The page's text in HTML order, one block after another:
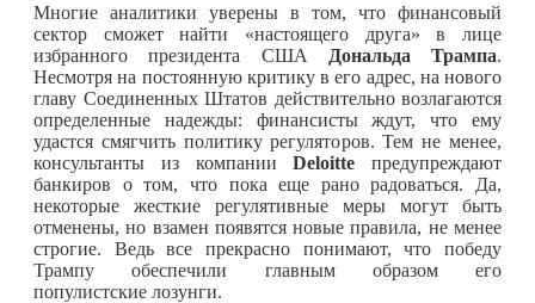
Многие аналитики уверены в том, что финансовый
сектор сможет найти «настоящего друга» в лице
избранного президента США
Дональда Трампа.
Несмотря на постоянную критику в его адрес, на нового
главу Соединенных Штатов действительно возлагаются
определенные надежды: финансисты ждут, что ему
удастся смягчить политику регуляторов. Тем не менее,
консультанты из компанииDeloitte предупреждают
банкиров о том, что пока еще рано радоваться. Да,
некоторые жесткие регулятивные меры могут быть
отменены, но взамен появятся новые правила, не менее
строгие. Ведь все прекрасно понимают, что победу
Трампу обеспечили главным образом его
популистские лозунги.